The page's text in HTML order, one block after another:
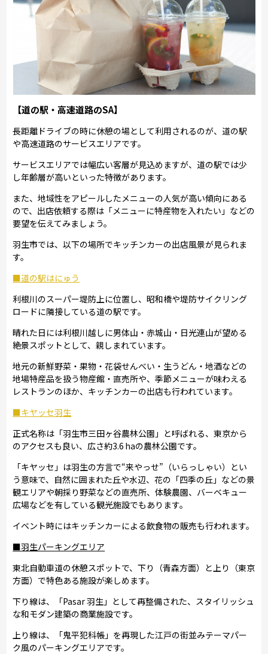
【道の駅・高速道路のSA】
長距離ドライブの時に休憩の場として利用されるのが、道の駅
や高速道路のサービスエリアです。
サービスエリアでは幅広い客層が見込めますが、道の駅では少
し年齢層が高いといった特徴があります。
また、地域性をアピールしたメニューの人気が高い傾向にある
ので、出店依頼する際は「メニューに特産物を入れたい」などの
要望を伝えてみましょう。
羽生市では、以下の場所でキッチンカーの出店風景が見られま
す。
■道の駅はにゅう
利根川のスーパー堤防上に位置し、昭和橋や堤防サイクリング
ロードに隣接している道の駅です。
晴れた日には利根川越しに男体山・赤城山・日光連山が望める
絶景スポットとして、親しまれています。
地元の新鮮野菜・果物・花袋せんべい・生うどん・地酒などの
地場特産品を扱う物産館・直売所や、季節メニューが味わえる
レストランのほか、キッチンカーの出店も行われています。
■キヤッセ羽生
正式名称は「羽生市三田ヶ谷農林公園」と呼ばれる、東京から
のアクセスも良い、広さ約3.6 haの農林公園です。
「キヤッセ」は羽生の方言で“来やっせ”（いらっしゃい）とい
う意味で、自然に囲まれた丘や水辺、花の「四季の丘」などの景
観エリアや朝採り野菜などの直売所、体験農園、バーベキュー
広場などを有している観光施設でもあります。
イベント時にはキッチンカーによる飲食物の販売も行われます。
■羽生パーキングエリア
東北自動車道の休憩スポットで、下り（青森方面）と上り（東京
方面）で特色ある施設が楽しめます。
下り線は、「Pasar 羽生」として再整備された、スタイリッシュ
な和モダン建築の商業施設です。
上り線は、「鬼平犯科帳」を再現した江戸の街並みテーマパー
ク風のパーキングエリアです。